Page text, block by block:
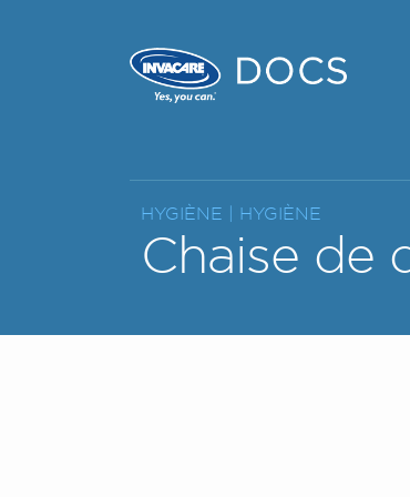
HYGIÈNE | HYGIÈNE
Chaise de